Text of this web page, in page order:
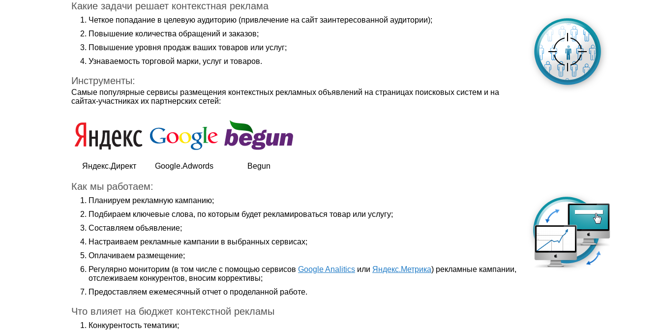
Какие задачи решает контекстная реклама
Четкое попадание в целевую аудиторию (привлечение на сайт заинтересованной аудитории);
Повышение количества обращений и заказов;
Повышение уровня продаж ваших товаров или услуг;
Узнаваемость торговой марки, услуг и товаров.
Инструменты:
Самые популярные сервисы размещения контекстных рекламных объявлений на страницах поисковых систем и на
сайтах-участниках их партнерских сетей:
Яндекс.Директ Google.Adwords Begun
Как мы работаем:
Планируем рекламную кампанию;
Подбираем ключевые слова, по которым будет рекламироваться товар или услугу;
Составляем объявление;
Настраиваем рекламные кампании в выбранных сервисах;
Оплачиваем размещение;
Регулярно мониторим (в том числе с помощью сервисов Google Analitics или Яндекс.Метрика) рекламные кампании,
отслеживаем конкурентов, вносим коррективы;
Предоставляем ежемесячный отчет о проделанной работе.
Что влияет на бюджет контекстной рекламы
Конкурентость тематики;